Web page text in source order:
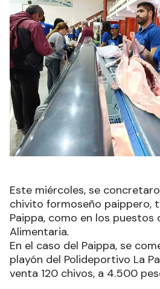
Este miércoles, se
chivito formoseño paippero,
Paippa, como en los puestos
Alimentaria.
En el caso del Paippa, se
playón del Polideportivo La
venta 120 chivos, a 4.500